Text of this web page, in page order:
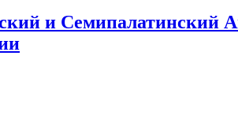
и Семипалатинский